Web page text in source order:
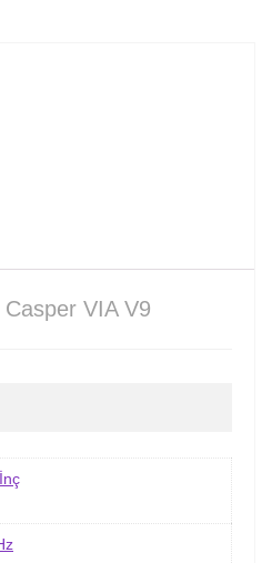
Casper VIA V9